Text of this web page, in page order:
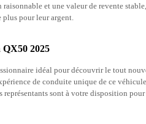
et une valeur de revente
pour leur argent.
2025
idéal pour découvrir le tout
de conduite unique de ce
sont à votre disposition